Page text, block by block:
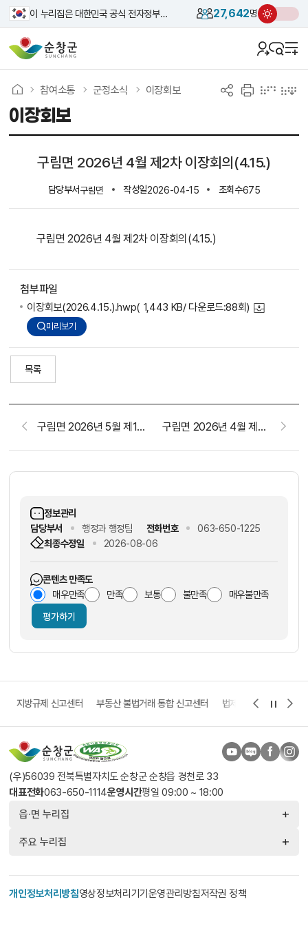
이 누리집은 대한민국 공식 전자정부 누리집입니다. 27,642명
이장회보
참여소통 군정소식 이장회보
구림면 2026년 4월 제2차 이장회의(4.15.)
담당부서구림면 작성일2026-04-15 조회수675
구림면 2026년 4월 제2차 이장회의(4.15.)
첨부파일
이장회보(2026.4.15.).hwp( 1,443 KB/ 다운로드:88회)
미리보기
목록
구림면 2026년 5월 제1차 이장회의(5.6.) 구림면 2026년 4월 제1차 이장회의(4.1.)
정보관리
담당부서
행정과 행정팀 전화번호
063-650-1225
최종수정일
2026-08-06
콘텐츠 만족도
매우만족
만족 보통 불만족 매우불만족
평가하기
지방규제 신고센터 부동산 불법거래 통합 신고센터 법제처 보다나은 정부
(우)56039 전북특별자치도 순창군 순창읍 경천로 33
대표전화063-650-1114운영시간평일 09:00 ~ 18:00
읍·면 누리집
주요 누리집
개인정보처리방침영상정보처리기기운영관리방침저작권 정책